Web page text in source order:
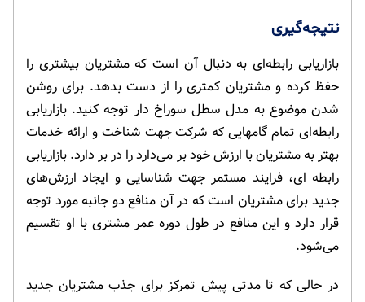
نتیجه‌گیری
بازاریابی رابطه‌ای به دنبال آن است که مشتریان بیشتری را
حفظ کرده و مشتریان کمتری را از دست بدهد. برای روشن
شدن موضوع به مدل سطل سوراخ دار توجه کنید. بازاریابی
رابطه‌ای تمام گامهایی که شرکت جهت شناخت و ارائه خدمات
بهتر به مشتریان با ارزش خود بر می‌دارد را در بر دارد. بازاریابی
رابطه ای، فرایند مستمر جهت شناسایی و ایجاد ارزش‌های
جدید برای مشتریان است که در آن منافع دو جانبه مورد توجه
قرار دارد و این منافع در طول دوره عمر مشتری با او تقسیم
می‌شود.
در حالی که تا مدتی پیش تمرکز برای جذب مشتریان جدید